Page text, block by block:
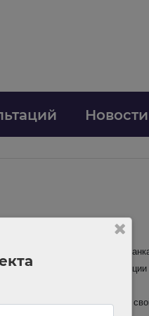
Новости
в уполномоченных
дней с даты транзакции
перевести ее на